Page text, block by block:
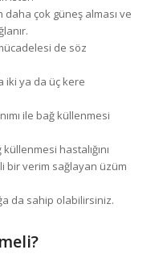
daha çok güneş alması ve
de söz
iki ya da üç kere
ile bağ küllenmesi
hastalığını
bir verim sağlayan üzüm
da sahip olabilirsiniz.